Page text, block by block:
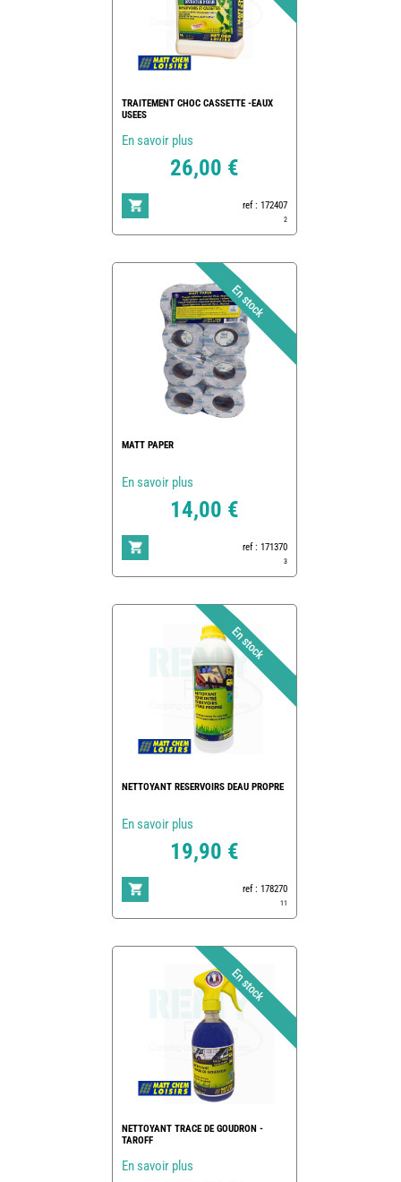
TRAITEMENT CHOC CASSETTE -EAUX
USEES
En savoir plus
26,00 €
ref : 172407
2
MATT PAPER
En savoir plus
14,00 €
ref : 171370
3
NETTOYANT RESERVOIRS DEAU PROPRE
En savoir plus
19,90 €
ref : 178270
11
NETTOYANT TRACE DE GOUDRON -
TAROFF
En savoir plus